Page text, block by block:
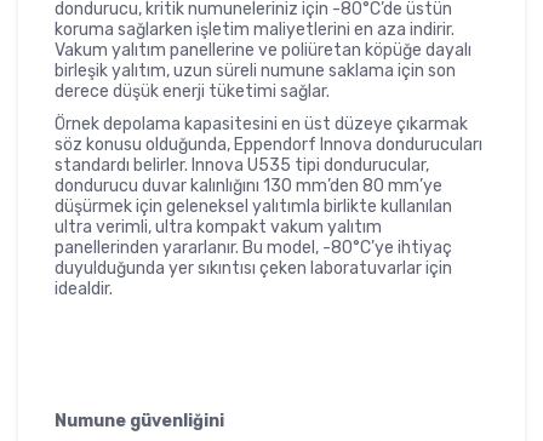
dondurucu, kritik numuneleriniz için -80°C’de üstün
koruma sağlarken işletim maliyetlerini en aza indirir.
Vakum yalıtım panellerine ve poliüretan köpüğe dayalı
birleşik yalıtım, uzun süreli numune saklama için son
derece düşük enerji tüketimi sağlar.
Örnek depolama kapasitesini en üst düzeye çıkarmak
söz konusu olduğunda, Eppendorf Innova dondurucuları
standardı belirler. Innova U535 tipi dondurucular,
dondurucu duvar kalınlığını 130 mm’den 80 mm’ye
düşürmek için geleneksel yalıtımla birlikte kullanılan
ultra verimli, ultra kompakt vakum yalıtım
panellerinden yararlanır. Bu model, -80°C’ye ihtiyaç
duyulduğunda yer sıkıntısı çeken laboratuvarlar için
idealdir.
Numune güvenliğini